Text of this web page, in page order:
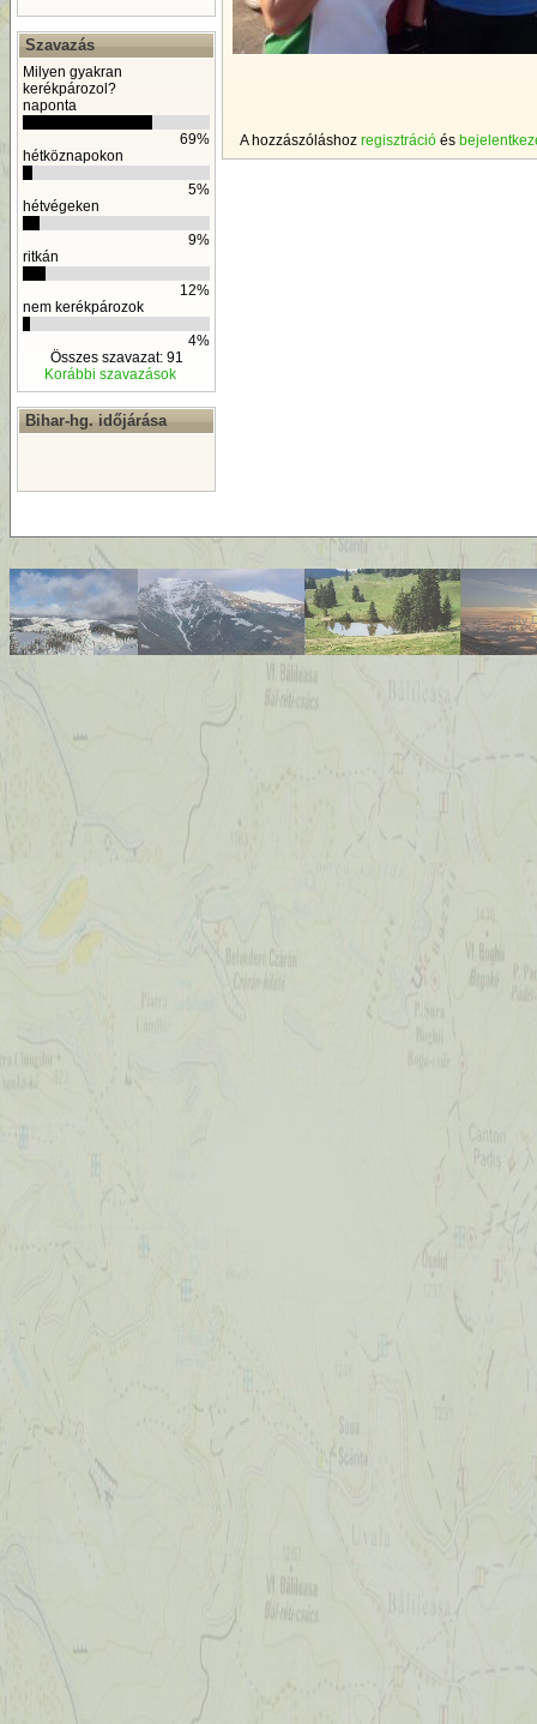
Szavazás
Milyen gyakran
kerékpározol?
naponta
69%
hétköznapokon
5%
hétvégeken
9%
ritkán
12%
nem kerékpározok
4%
Összes szavazat: 91
Korábbi szavazások
Bihar-hg. időjárása
A hozzászóláshoz regisztráció és
By